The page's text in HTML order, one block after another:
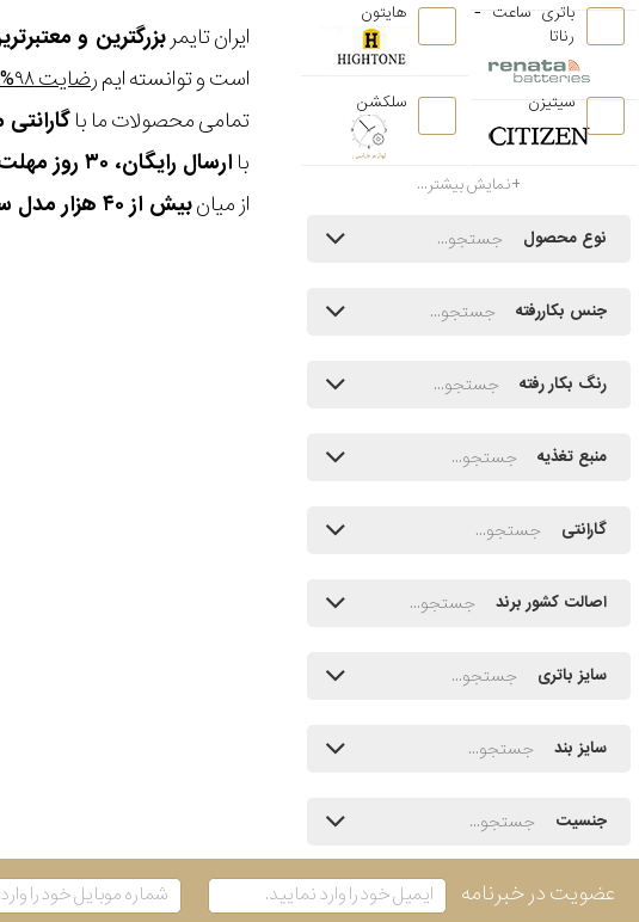
ایران تایمربزرگترین و
است و توانسته ایمرضایت ۹۸% از خریداران
تمامی محصولات ما باگارانتی مادام‌العمر
باارسال رایگان، ۳۰ روز مهلت بازگشت، امکان خرید حضوری و انتخاب بین ۳ محصول
از میانبیش از ۴۰ هزار مدل ساعت و اکسسوری اورجینال
باتری ساعت -
رناتا
هایتون
سیتیزن سلکشن
نمایش بیشتر...
نوع محصول
جنس بکاررفته
رنگ بکار رفته
منبع تغذیه
گارانتی
اصالت کشور برند
سایز باتری
سایز بند
جنسیت
عضویت در خبرنامه